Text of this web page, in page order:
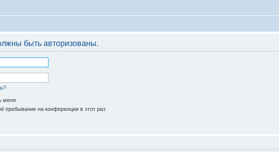
быть авторизованы.
меня
пребывание на конференции в этот раз